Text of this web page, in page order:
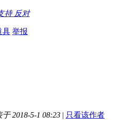
持 反对
具 举报
于 2018-5-1 08:23 | 只看该作者